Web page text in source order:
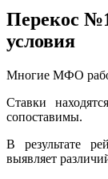
Перекос
условия
Многие МФО
Ставки
сопоставимы.
В результате
выявляет